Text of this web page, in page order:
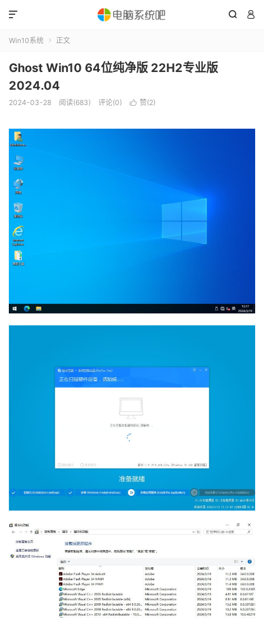
 

Win10系统  正文
Ghost Win10 64位纯净版 22H2专业版
2024.04
2024-03-28 阅读(683) 评论(0)  赞(2)